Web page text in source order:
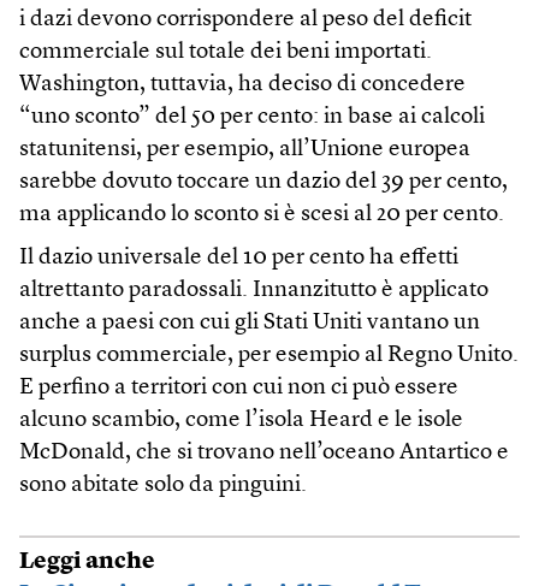
i dazi devono corrispondere al peso del deficit
commerciale sul totale dei beni importati.
Washington, tuttavia, ha deciso di concedere
“uno sconto” del 50 per cento: in base ai calcoli
statunitensi, per esempio, all’Unione europea
sarebbe dovuto toccare un dazio del 39 per cento,
ma applicando lo sconto si è scesi al 20 per cento.
Il dazio universale del 10 per cento ha effetti
altrettanto paradossali. Innanzitutto è applicato
anche a paesi con cui gli Stati Uniti vantano un
surplus commerciale, per esempio al Regno Unito.
E perfino a territori con cui non ci può essere
alcuno scambio, come l’isola Heard e le isole
McDonald, che si trovano nell’oceano Antartico e
sono abitate solo da pinguini.
Leggi anche